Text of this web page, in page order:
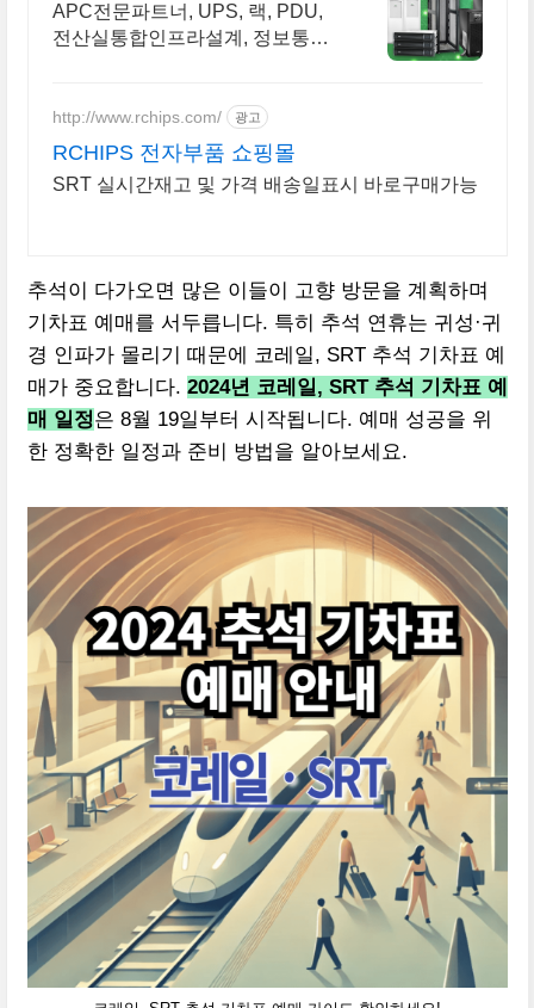
APC전문파트너, UPS, 랙, PDU,
전산실통합인프라설계, 정보통신
http://www.rchips.com/ 광고
RCHIPS 전자부품 쇼핑몰
SRT 실시간재고 및 가격 배송일표시 바로구매가능
추석이 다가오면 많은 이들이 고향 방문을 계획하며
기차표 예매를 서두릅니다. 특히 추석 연휴는 귀성·귀
경 인파가 몰리기 때문에 코레일, SRT 추석 기차표 예
매가 중요합니다. 2024년 코레일, SRT 추석 기차표 예
매 일정은 8월 19일부터 시작됩니다. 예매 성공을 위
한 정확한 일정과 준비 방법을 알아보세요.